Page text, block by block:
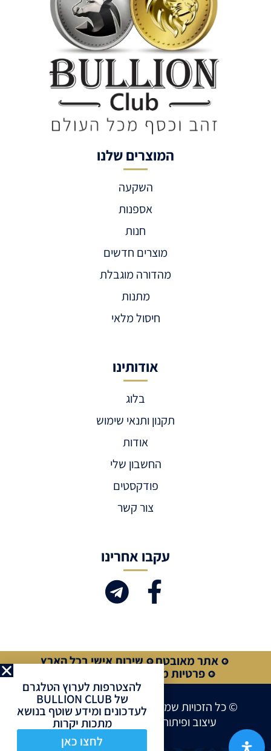
המוצרים שלנו
השקעה
אספנות
חנות
מוצרים חדשים
מהדורה מוגבלת
מתנות
חיסול מלאי
אודותינו
בלוג
תקנון ותנאי שימוש
אודות
החשבון שלי
פודקסטים
צור קשר
עקבו אחרינו
אתר מאובטח
שירות אישי בכל הארץ
פרטיות מלאה
עיצוב ופיתוח אתרים ע”י Site Market
© כל הזכויות שמורות לחברת BULLION CLUB
להצטרפות לערוץ הטלגרם
של BULLION CLUB
לעדכונים ומידע שוטף בנושא
מתכות יקרות
לחצו כאן